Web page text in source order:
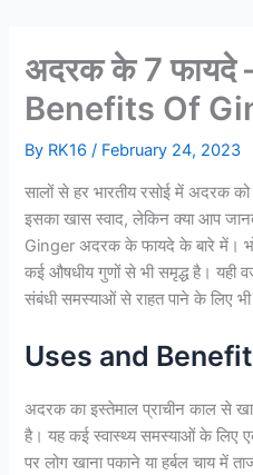
अदरक के 7 फायदे
Benefits Of
By RK16/ February 24, 2023
सालों से हर भारतीय रसोई में अदरक
इसका खास स्वाद, लेकिन क्या आप
Ginger अदरक के फायदे के बारे में।
कई औषधीय गुणों से भी समृद्ध है। यही
संबंधी समस्याओं से राहत पाने के लिए भी
Uses and
अदरक का इस्तेमाल प्राचीन काल से
है। यह कई स्वास्थ्य समस्याओं के लिए
पर लोग खाना पकाने या हर्बल चाय में